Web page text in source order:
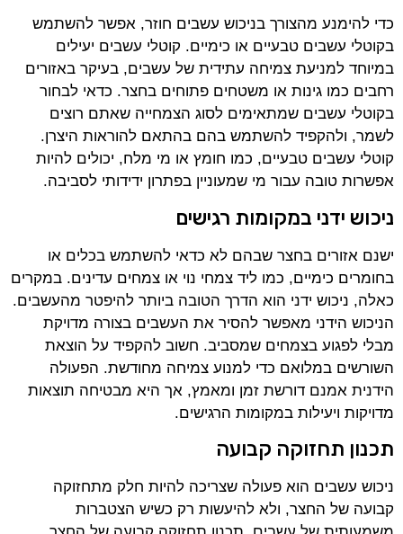
כדי להימנע מהצורך בניכוש עשבים חוזר, אפשר להשתמש
בקוטלי עשבים טבעיים או כימיים. קוטלי עשבים יעילים
במיוחד למניעת צמיחה עתידית של עשבים, בעיקר באזורים
רחבים כמו גינות או משטחים פתוחים בחצר. כדאי לבחור
בקוטלי עשבים שמתאימים לסוג הצמחייה שאתם רוצים
לשמר, ולהקפיד להשתמש בהם בהתאם להוראות היצרן.
קוטלי עשבים טבעיים, כמו חומץ או מי מלח, יכולים להיות
אפשרות טובה עבור מי שמעוניין בפתרון ידידותי לסביבה.
ניכוש ידני במקומות רגישים
ישנם אזורים בחצר שבהם לא כדאי להשתמש בכלים או
בחומרים כימיים, כמו ליד צמחי נוי או צמחים עדינים. במקרים
כאלה, ניכוש ידני הוא הדרך הטובה ביותר להיפטר מהעשבים.
הניכוש הידני מאפשר להסיר את העשבים בצורה מדויקת
מבלי לפגוע בצמחים שמסביב. חשוב להקפיד על הוצאת
השורשים במלואם כדי למנוע צמיחה מחודשת. הפעולה
הידנית אמנם דורשת זמן ומאמץ, אך היא מבטיחה תוצאות
מדויקות ויעילות במקומות הרגישים.
תכנון תחזוקה קבועה
ניכוש עשבים הוא פעולה שצריכה להיות חלק מתחזוקה
קבועה של החצר, ולא להיעשות רק כשיש הצטברות